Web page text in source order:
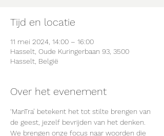
Tijd en locatie
11 mei 2024, 14:00 – 16:00
Hasselt, Oude Kuringerbaan 93, 3500
Hasselt, België
Over het evenement
‘ManTra’ betekent het tot stilte brengen van
de geest, jezelf bevrijden van het denken.
We brengen onze focus naar woorden die